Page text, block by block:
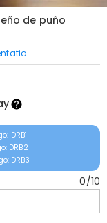
de puño
DRB1
DRB2
DRB3
0/10